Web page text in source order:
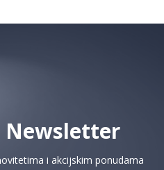
Newsletter
i akcijskim ponudama